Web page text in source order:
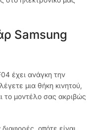
Samsung
έχει ανάγκη την
μια θήκη κινητού,
το μοντέλο σας ακριβώς
οπότε είναι